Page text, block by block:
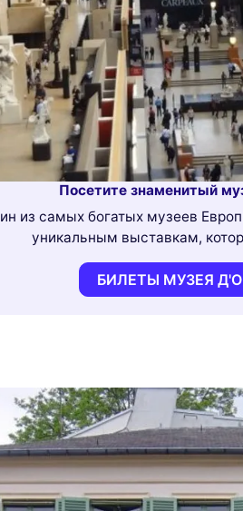
Посетите знаменитый
из самых богатых музеев
уникальным выставкам,
БИЛЕТЫ МУЗЕЯ